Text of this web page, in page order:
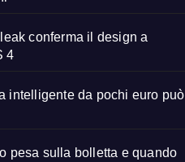
conferma il design a
4
intelligente da pochi euro può
pesa sulla bolletta e quando